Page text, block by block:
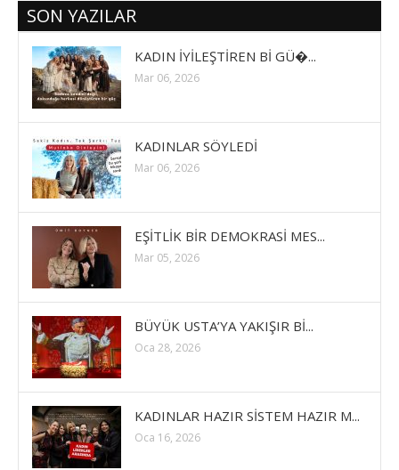
SON YAZILAR
KADIN İYİLEŞTİREN Bİ GÜ�...
Mar 06, 2026
KADINLAR SÖYLEDİ
Mar 06, 2026
EŞİTLİK BİR DEMOKRASİ MES...
Mar 05, 2026
BÜYÜK USTA’YA YAKIŞIR Bİ...
Oca 28, 2026
KADINLAR HAZIR SİSTEM HAZIR M...
Oca 16, 2026